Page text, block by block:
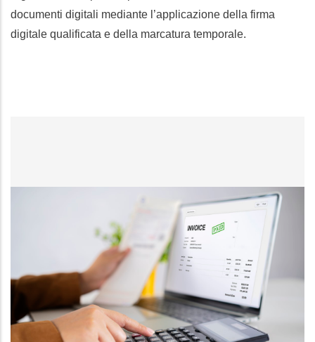
documenti digitali mediante l’applicazione della firma
digitale qualificata e della marcatura temporale.